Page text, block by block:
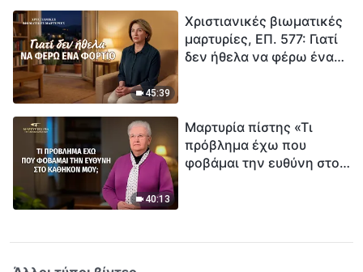
45:39
Χριστιανικές βιωματικές
μαρτυρίες, ΕΠ. 577: Γιατί
δεν ήθελα να φέρω ένα
40:13
Μαρτυρία πίστης «Τι
πρόβλημα έχω που
φοβάμαι την ευθύνη στο